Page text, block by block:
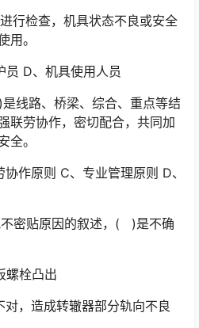
行检查，机具状态不良或安全
用。
员 D、机具使用人员
线路、桥梁、综合、重点等结
联劳协作，密切配合，共同加
全。
作原则 C、专业管理原则 D、
不密贴原因的叙述，( )是不确
螺栓凸出
，造成转辙器部分轨向不良